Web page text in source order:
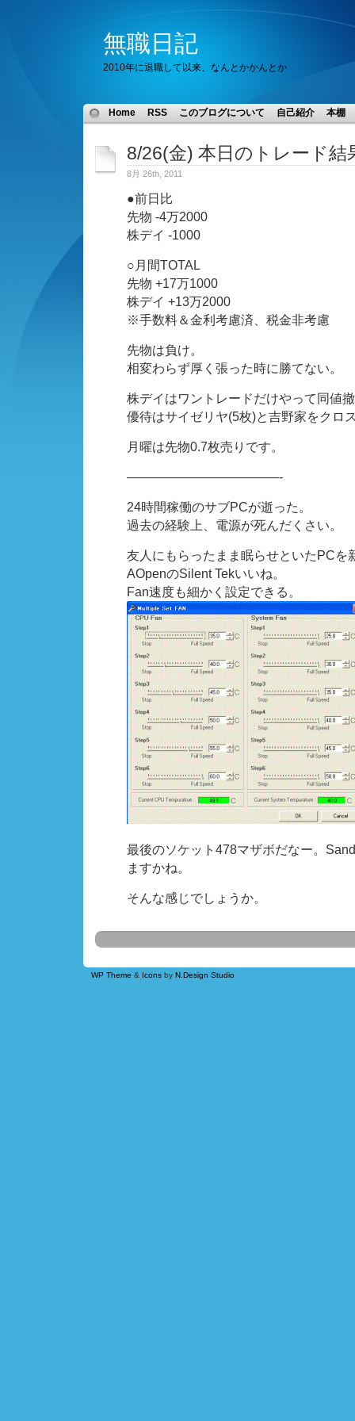
無職日記
2010年に退職して以来、なんとかかんとか
Home RSS このブログについて 自己紹介 本棚
8/26(金) 本日のトレード結
8月 26th, 2011
●前日比
先物 -4万2000
株デイ -1000
○月間TOTAL
先物 +17万1000
株デイ +13万2000
※手数料＆金利考慮済、税金非考慮
先物は負け。
相変わらず厚く張った時に勝てない。
株デイはワントレードだけやって同値
優待はサイゼリヤ(5枚)と吉野家をクロ
月曜は先物0.7枚売りです。
————————————-
24時間稼働のサブPCが逝った。
過去の経験上、電源が死んだくさい。
友人にもらったまま眠らせといたPCを
AOpenのSilent Tekいいね。
Fan速度も細かく設定できる。
最後のソケット478マザボだなー。
ますかね。
そんな感じでしょうか。
WP Theme & Icons by N.Design Studio